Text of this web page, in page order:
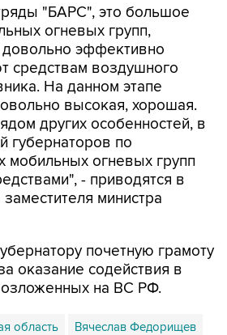
"БАРС", это большое
огневых групп,
эффективно
средствам воздушного
На данном этапе
высокая, хорошая.
других особенностей, в
губернаторов по
мобильных огневых групп
- приводятся в
министра
почетную грамоту
оказание содействия в
на ВС РФ.
область Вячеслав Федорищев